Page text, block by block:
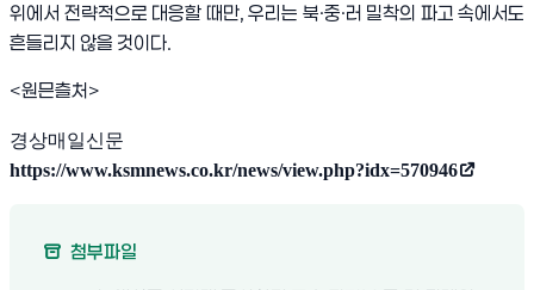
위에서 전략적으로 대응할 때만, 우리는 북·중·러 밀착의 파고 속에서도
흔들리지 않을 것이다.
<원믄츨처>
경상매일신문
https://www.ksmnews.co.kr/news/view.php?idx=570946
(새 창 열림)
첨부파일